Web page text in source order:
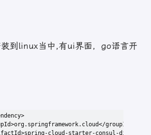
到linux当中,有ui界面，go语言开
groupId>
cloud-starter-consul-